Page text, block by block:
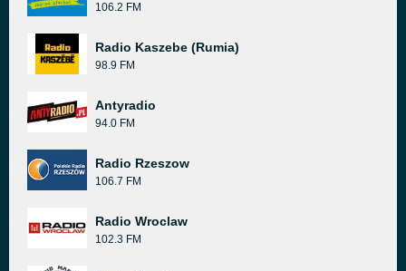
106.2 FM
Radio Kaszebe (Rumia)
98.9 FM
Antyradio
94.0 FM
Radio Rzeszow
106.7 FM
Radio Wroclaw
102.3 FM